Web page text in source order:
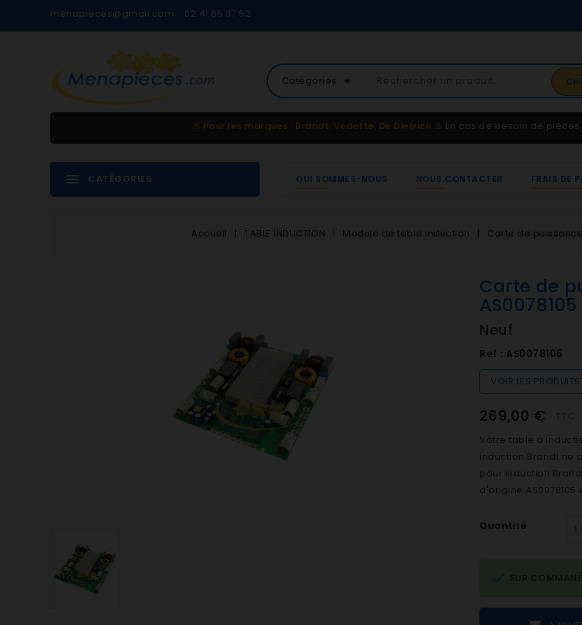
menapieces@gmail.com 02 41 65 37 52
Catégories arrow_drop_down 02 41
⚠️ Pour les marques : Brandt, Vedette, De Dietrich ⚠️ En cas de besoin de
CATÉGORIES QUI SOMMES-NOUS NOUS CONTACTER FRAIS DE
Accueil TABLE INDUCTION Module de table induction Carte de
Carte de
AS0078105
Neuf
Ref : AS0078105
VOIR LES
269,00 €
Vôtre table à
induction Brandt ne
pour induction
d'origine AS0078105
Quantité
SUR